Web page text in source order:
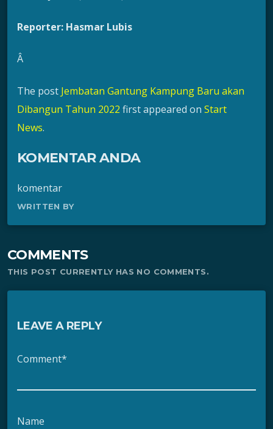
Reporter: Hasmar Lubis
Â
The post Jembatan Gantung Kampung Baru akan
Dibangun Tahun 2022 first appeared on Start
News.
KOMENTAR ANDA
komentar
WRITTEN BY
COMMENTS
THIS POST CURRENTLY HAS NO COMMENTS.
LEAVE A REPLY
Comment*
Name